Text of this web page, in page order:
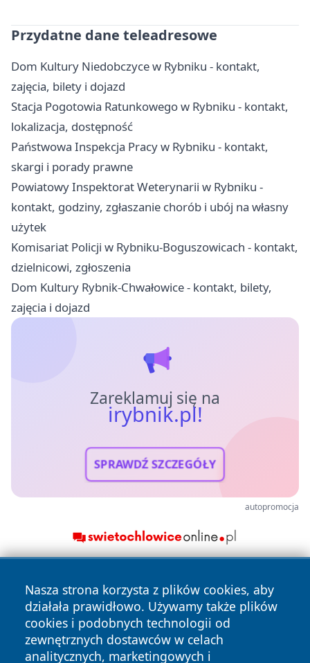
Przydatne dane teleadresowe
Dom Kultury Niedobczyce w Rybniku - kontakt,
zajęcia, bilety i dojazd
Stacja Pogotowia Ratunkowego w Rybniku - kontakt,
lokalizacja, dostępność
Państwowa Inspekcja Pracy w Rybniku - kontakt,
skargi i porady prawne
Powiatowy Inspektorat Weterynarii w Rybniku -
kontakt, godziny, zgłaszanie chorób i ubój na własny
użytek
Komisariat Policji w Rybniku-Boguszowicach - kontakt,
dzielnicowi, zgłoszenia
Dom Kultury Rybnik-Chwałowice - kontakt, bilety,
zajęcia i dojazd
Zareklamuj się na
irybnik.pl!
SPRAWDŹ SZCZEGÓŁY
autopromocja
Nasza strona korzysta z plików cookies, aby
działała prawidłowo. Używamy także plików
cookies i podobnych technologii od
zewnętrznych dostawców w celach
analitycznych, marketingowych i
Copyright © 2026 irybnik.pl Wszystkie prawa zastrzeżone.